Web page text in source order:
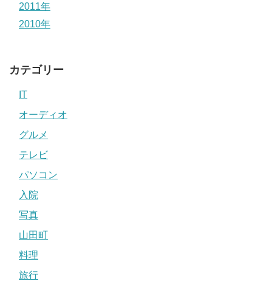
2011年
2010年
カテゴリー
IT
オーディオ
グルメ
テレビ
パソコン
入院
写真
山田町
料理
旅行